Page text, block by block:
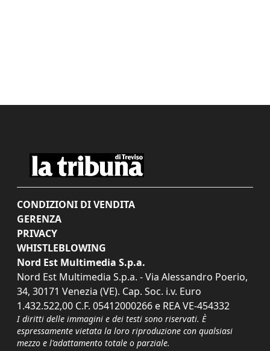
CONDIZIONI DI VENDITA
GERENZA
PRIVACY
WHISTLEBLOWING
Nord Est Multimedia S.p.a.
Nord Est Multimedia S.p.a. - Via Alessandro Poerio,
34, 30171 Venezia (VE). Cap. Soc. i.v. Euro
1.432.522,00 C.F. 05412000266 e REA VE-454332
I diritti delle immagini e dei testi sono riservati. È
espressamente vietata la loro riproduzione con qualsiasi
mezzo e l'adattamento totale o parziale.